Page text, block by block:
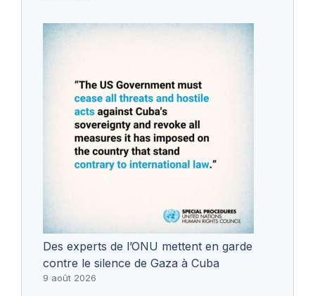
Des experts de l’ONU mettent en garde
contre le silence de Gaza à Cuba
9 août 2026